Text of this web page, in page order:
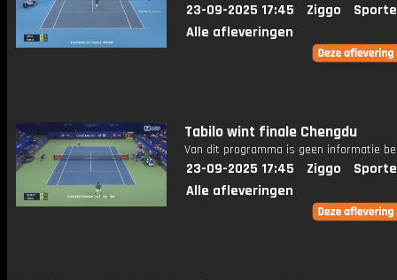
23-09-2025 17:45 Ziggo
Alle afleveringen
Tabilo wint finale Chengdu
Van dit programma is geen informatie
23-09-2025 17:45 Ziggo
Alle afleveringen